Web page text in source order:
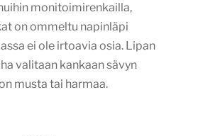
monitoimirenkailla,
on ommeltu napinläpi
ei ole irtoavia osia. Lipan
valitaan kankaan sävyn
musta tai harmaa.